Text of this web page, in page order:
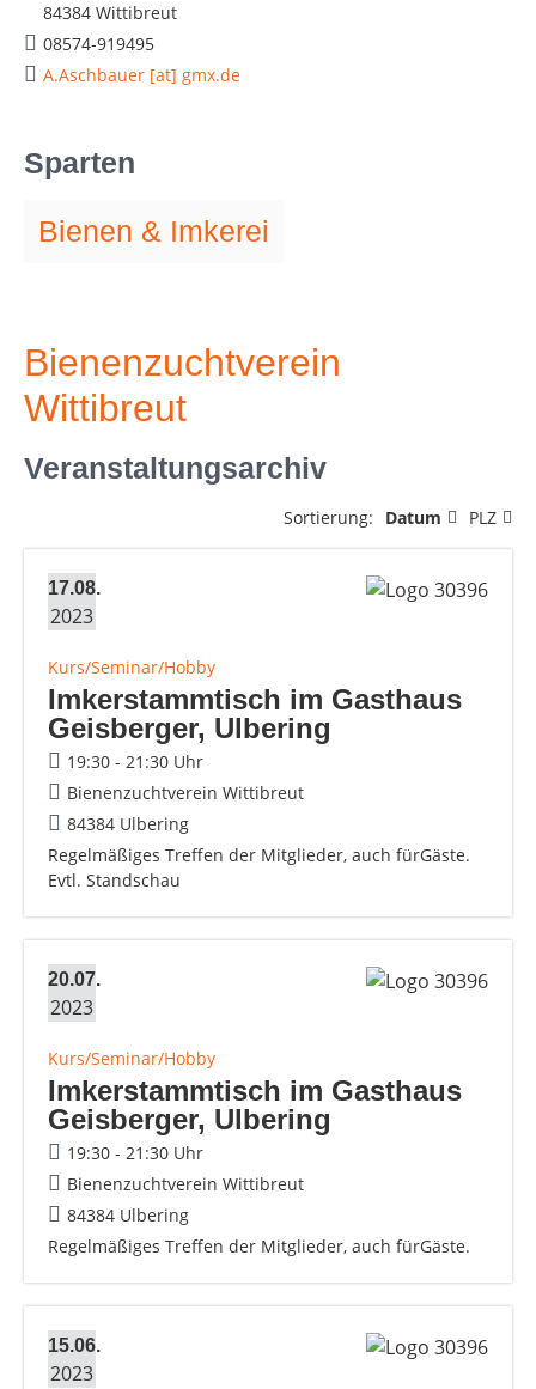
84384 Wittibreut
08574-919495
A.Aschbauer [at] gmx.de
Sparten
Bienen & Imkerei
Bienenzuchtverein
Wittibreut
Veranstaltungsarchiv
Sortierung: Datum PLZ
17.08.
2023
Kurs/Seminar/Hobby
Imkerstammtisch im Gasthaus
Geisberger, Ulbering
19:30 - 21:30 Uhr
Bienenzuchtverein Wittibreut
84384 Ulbering
Regelmäßiges Treffen der Mitglieder, auch fürGäste.
Evtl. Standschau
20.07.
2023
Kurs/Seminar/Hobby
Imkerstammtisch im Gasthaus
Geisberger, Ulbering
19:30 - 21:30 Uhr
Bienenzuchtverein Wittibreut
84384 Ulbering
Regelmäßiges Treffen der Mitglieder, auch fürGäste.
15.06.
2023